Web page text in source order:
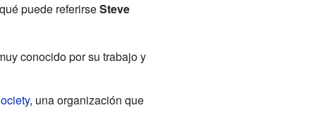
puede referirseSteve
conocido por su trabajo y
, una organización que